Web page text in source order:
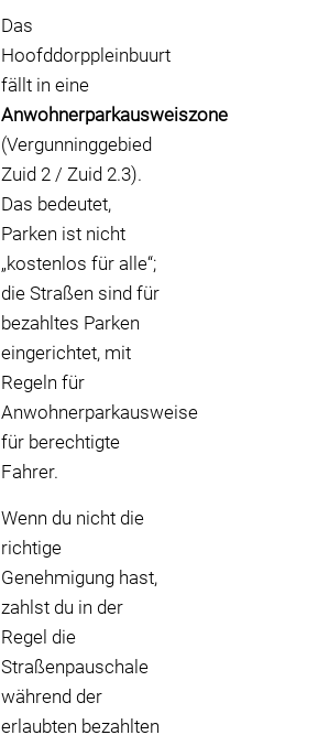
Das
Hoofddorppleinbuurt
fällt in eine
Anwohnerparkausweiszone
(Vergunninggebied
Zuid 2 / Zuid 2.3).
Das bedeutet,
Parken ist nicht
„kostenlos für alle“;
die Straßen sind für
bezahltes Parken
eingerichtet, mit
Regeln für
Anwohnerparkausweise
für berechtigte
Fahrer.
Wenn du nicht die
richtige
Genehmigung hast,
zahlst du in der
Regel die
Straßenpauschale
während der
erlaubten bezahlten